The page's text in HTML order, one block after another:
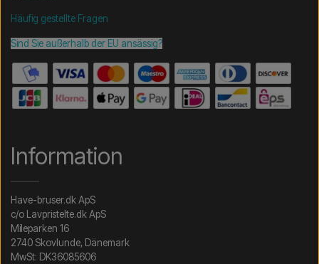
Häufig gestellte Fragen
Sind Sie außerhalb der EU ansässig?
Information
Have-bruser.dk ApS
c/o Lavpristelte.dk ApS
Mileparken 16
2740 Skovlunde, Dänemark
MwSt: DK36085606